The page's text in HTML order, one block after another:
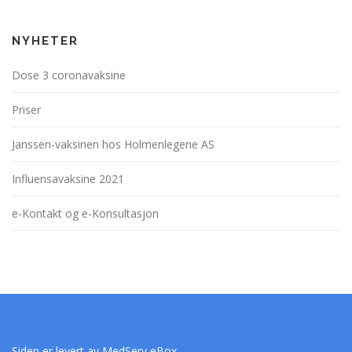
NYHETER
Dose 3 coronavaksine
Priser
Janssen-vaksinen hos Holmenlegene AS
Influensavaksine 2021
e-Kontakt og e-Konsultasjon